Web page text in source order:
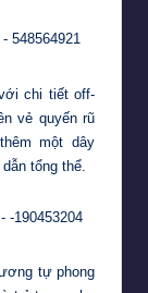
chi tiết off-
vẻ quyến rũ
một dây
tổng thể.
tự phong